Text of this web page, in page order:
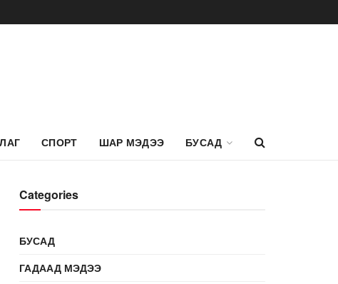
СПОРТ ШАР МЭДЭЭ БУСАД
Categories
БУСАД
ГАДААД МЭДЭЭ